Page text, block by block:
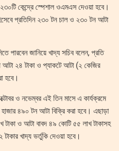
কেন্দ্রে স্পেশাল ওএমএস দেওয়া হবে।
প্রতিদিন ২৩০ টন চাল ও ২৩০ টন আটা
পারবেন জানিয়ে খাদ্য সচিব বলেন, প্রতি
আটা ২৪ টাকা ও প্যাকটে আটা (২ কেজির
হবে।
ও নভেম্বর এই তিন মাসে এ কার্যক্রমে
৪৯০ টন আটা বিক্রি করা হবে। এছাড়া
টাকা ও আটা বাবদ ৪৯ কোটি ৫৫ লাখ টাকাসহ
খাদ্য ভর্তুকি দেওয়া হবে।